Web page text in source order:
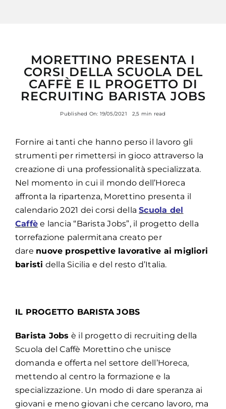
MORETTINO PRESENTA I
CORSI DELLA SCUOLA DEL
CAFFÈ E IL PROGETTO DI
RECRUITING BARISTA JOBS
Published On: 19/05/2021 2,5 min read
Fornire ai tanti che hanno perso il lavoro gli
strumenti per rimettersi in gioco attraverso la
creazione di una professionalità specializzata.
Nel momento in cui il mondo dell’Horeca
affronta la ripartenza, Morettino presenta il
calendario 2021 dei corsi della Scuola del
Caffè e lancia “Barista Jobs”, il progetto della
torrefazione palermitana creato per
dare nuove prospettive lavorative ai migliori
baristi della Sicilia e del resto d’Italia.
IL PROGETTO BARISTA JOBS
Barista Jobs è il progetto di recruiting della
Scuola del Caffè Morettino che unisce
domanda e offerta nel settore dell’Horeca,
mettendo al centro la formazione e la
specializzazione. Un modo di dare speranza ai
giovani e meno giovani che cercano lavoro, ma